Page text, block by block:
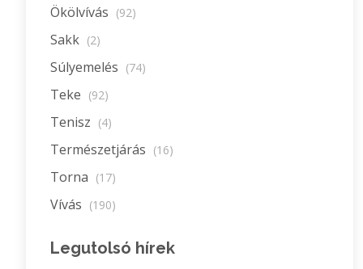
Ökölvívás (92)
Sakk (2)
Súlyemelés (74)
Teke (92)
Tenisz (4)
Természetjárás (16)
Torna (17)
Vívás (190)
Legutolsó hírek